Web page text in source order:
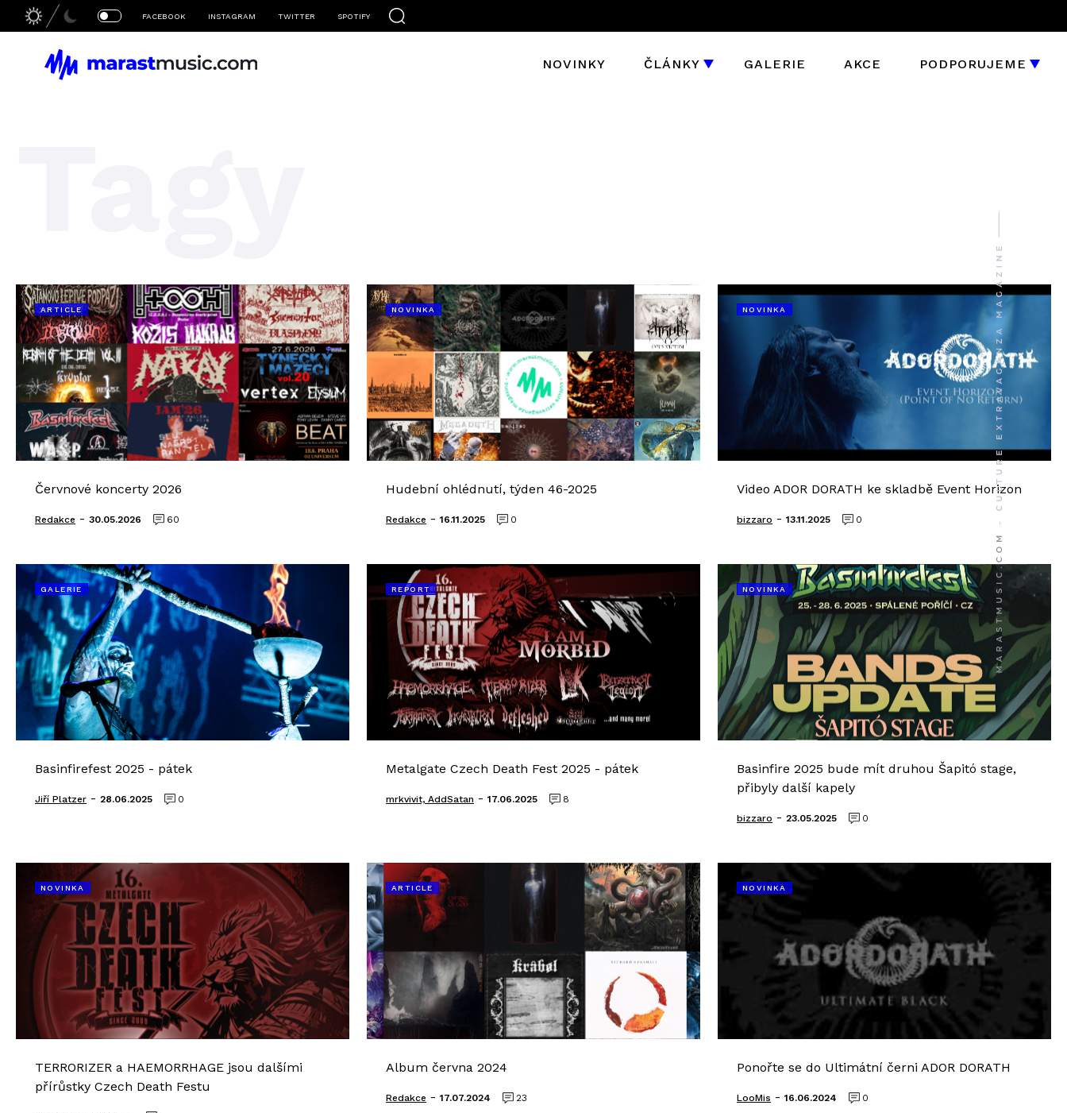
FACEBOOK INSTAGRAM TWITTER SPOTIFY
NOVINKY ČLÁNKY GALERIE AKCE PODPORUJEME
ARTICLE
Červnové koncerty 2026
Redakce - 30.05.2026 60
NOVINKA
Hudební ohlédnutí, týden 46-2025
Redakce - 16.11.2025 0
NOVINKA
Video ADOR DORATH ke skladbě Event Horizon
bizzaro - 13.11.2025 0
GALERIE
Basinfirefest 2025 - pátek
Jiří Platzer - 28.06.2025 0
REPORT
Metalgate Czech Death Fest 2025 - pátek
mrkvivit, AddSatan - 17.06.2025 8
NOVINKA
Basinfire 2025 bude mít druhou Šapitó stage,
přibyly další kapely
bizzaro - 23.05.2025 0
NOVINKA
TERRORIZER a HAEMORRHAGE jsou dalšími
přírůstky Czech Death Festu
ARTICLE
Album června 2024
Redakce - 17.07.2024 23
NOVINKA
Ponořte se do Ultimátní černi ADOR DORATH
LooMis - 16.06.2024 0